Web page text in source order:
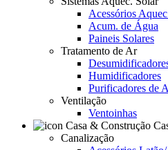
Acessórios
Acum. de Água
Paineis Solares
Tratamento de Ar
Humidificadores
Purificadores de
Ventilação
Ventoinhas
Canalização